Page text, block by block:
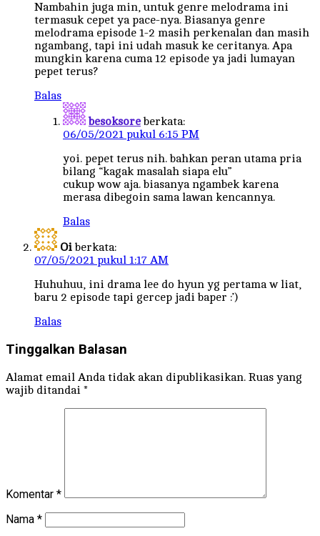
Nambahin juga min, untuk genre melodrama ini
termasuk cepet ya pace-nya. Biasanya genre
melodrama episode 1-2 masih perkenalan dan masih
ngambang, tapi ini udah masuk ke ceritanya. Apa
mungkin karena cuma 12 episode ya jadi lumayan
pepet terus?
Balas
besoksore berkata:
06/05/2021 pukul 6:15 PM
yoi. pepet terus nih. bahkan peran utama pria
bilang “kagak masalah siapa elu”
cukup wow aja. biasanya ngambek karena
merasa dibegoin sama lawan kencannya.
Balas
Oi berkata:
07/05/2021 pukul 1:17 AM
Huhuhuu, ini drama lee do hyun yg pertama w liat,
baru 2 episode tapi gercep jadi baper :’)
Balas
Tinggalkan Balasan
Alamat email Anda tidak akan dipublikasikan. Ruas yang
wajib ditandai *
Komentar *
Nama *